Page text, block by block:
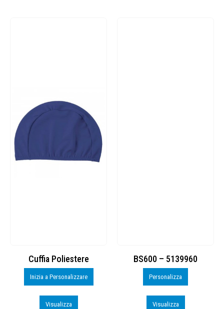
Cuffia Poliestere
Inizia a Personalizzare
Visualizza
BS600 – 5139960
Personalizza
Visualizza